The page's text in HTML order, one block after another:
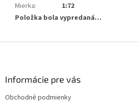
Mierka:
1:72
Položka bola vypredaná…
Informácie pre vás
Obchodné podmienky